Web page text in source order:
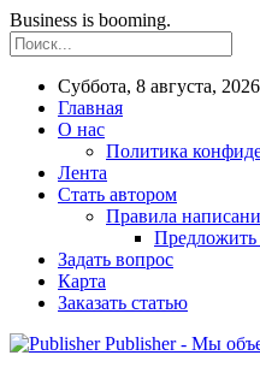
Business is booming.
Суббота, 8 августа, 2026
Главная
О нас
Политика
Лента
Стать автором
Правила
Предложить
Задать вопрос
Карта
Заказать статью
Publisher - Мы